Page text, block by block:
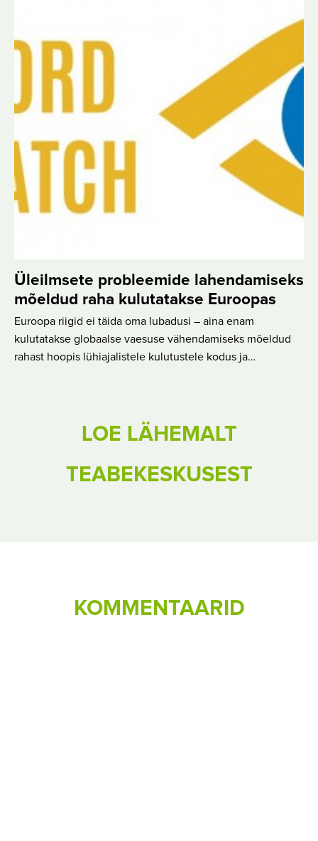
Üleilmsete probleemide lahendamiseks
mõeldud raha kulutatakse Euroopas
Euroopa riigid ei täida oma lubadusi – aina enam
kulutatakse globaalse vaesuse vähendamiseks mõeldud
rahast hoopis lühiajalistele kulutustele kodus ja…
LOE LÄHEMALT
TEABEKESKUSEST
KOMMENTAARID